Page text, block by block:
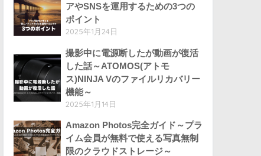
アやSNSを運用するための3つの
ポイント
2025年1月24日
撮影中に電源断したが動画が復活
した話～ATOMOS(アトモ
ス)NINJA Vのファイルリカバリー
機能～
2025年1月14日
Amazon Photos完全ガイド～プラ
イム会員が無料で使える写真無制
限のクラウドストレージ～